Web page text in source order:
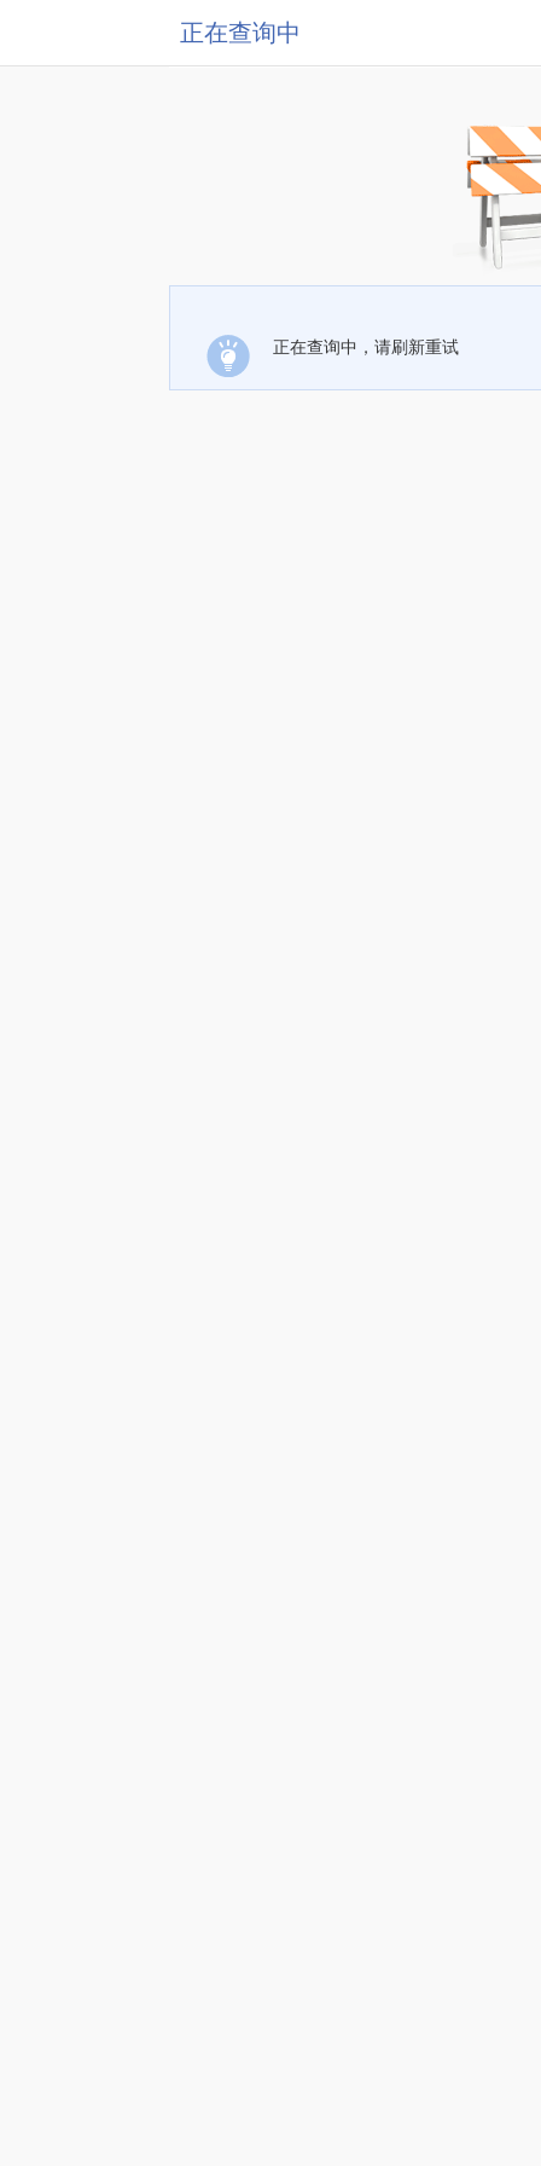
正在查询中
正在查询中，请刷新重试